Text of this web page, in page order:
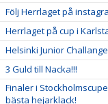
Följ Herrlaget på
Herrlaget på cup i
Helsinki Junior Challange
3 Guld till Nacka!!!
Finaler i
bästa hejarklack!